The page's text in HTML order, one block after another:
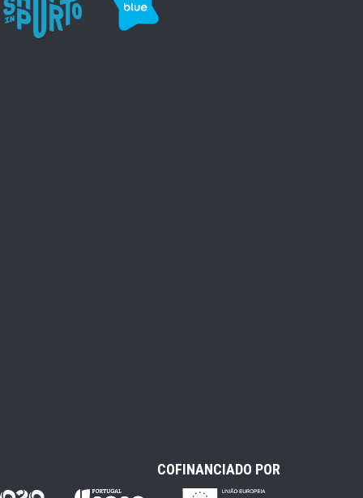
COFINANCIADO POR